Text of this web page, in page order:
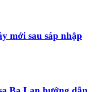
mới sau sáp nhập